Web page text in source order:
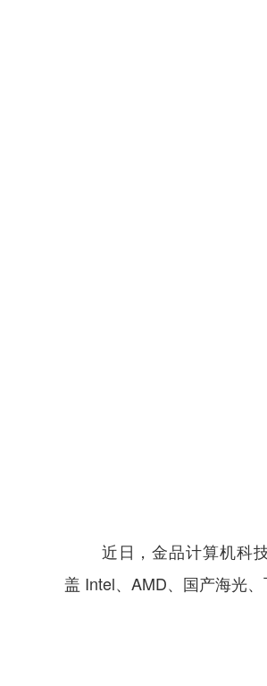
近日，金品计算机科
盖 Intel、AMD、国产海光